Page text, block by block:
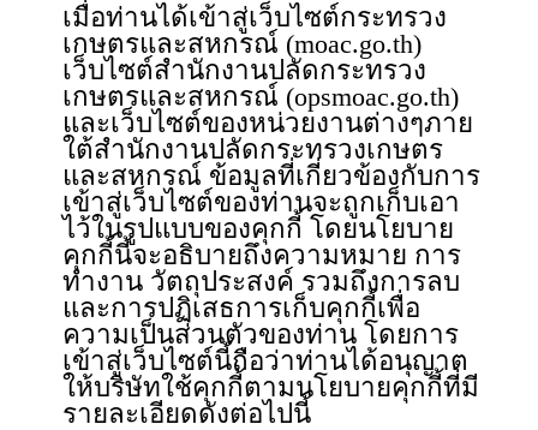
เมื่อท่านได้เข้าสู่เว็บไซต์กระทรวง
เกษตรและสหกรณ์ (moac.go.th)
เว็บไซต์สำนักงานปลัดกระทรวง
เกษตรและสหกรณ์ (opsmoac.go.th)
และเว็บไซต์ของหน่วยงานต่างๆภาย
ใต้สำนักงานปลัดกระทรวงเกษตร
และสหกรณ์ ข้อมูลที่เกี่ยวข้องกับการ
เข้าสู่เว็บไซต์ของท่านจะถูกเก็บเอา
ไว้ในรูปแบบของคุกกี้ โดยนโยบาย
คุกกี้นี้จะอธิบายถึงความหมาย การ
ทำงาน วัตถุประสงค์ รวมถึงการลบ
และการปฏิเสธการเก็บคุกกี้เพื่อ
ความเป็นส่วนตัวของท่าน โดยการ
เข้าสู่เว็บไซต์นี้ถือว่าท่านได้อนุญาต
ให้บริษัทใช้คุกกี้ตามนโยบายคุกกี้ที่มี
รายละเอียดดังต่อไปนี้